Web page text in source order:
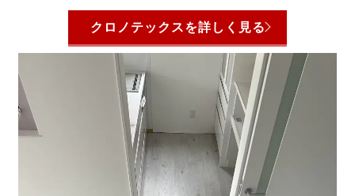
クロノテックスを詳しく見る